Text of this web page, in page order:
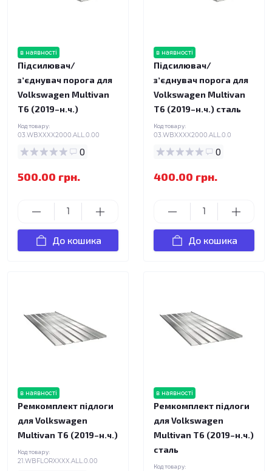
в наявності
Підсилювач/
зʼєднувач порога для
Volkswagen Multivan
T6 (2019–н.ч.)
Код товару:
03.WBXXXX2000.ALL.0.00
0
500.00 грн.
До кошика
в наявності
Підсилювач/
зʼєднувач порога для
Volkswagen Multivan
T6 (2019–н.ч.) сталь
Код товару:
03.WBXXXX2000.ALL.0.0
0
400.00 грн.
До кошика
в наявності
Ремкомплект підлоги
для Volkswagen
Multivan T6 (2019–н.ч.)
Код товару:
21.WBFLORXXXX.ALL.0.00
в наявності
Ремкомплект підлоги
для Volkswagen
Multivan T6 (2019–н.ч.)
сталь
Код товару: